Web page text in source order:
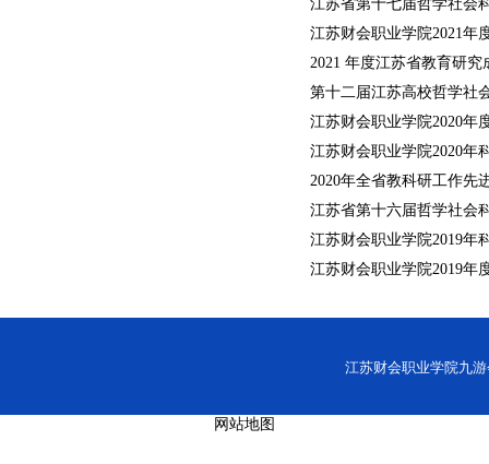
江苏省第十七届哲学社会
江苏财会职业学院2021年
2021 年度江苏省教育研
第十二届江苏高校哲学社
江苏财会职业学院2020年
江苏财会职业学院2020年
2020年全省教科研工作先
江苏省第十六届哲学社会
江苏财会职业学院2019年
江苏财会职业学院2019年
江苏财会职业学院九
网站地图